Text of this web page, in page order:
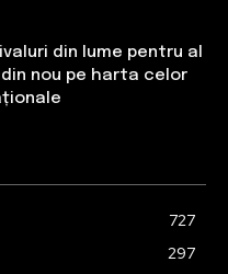
din lume pentru al
nou pe harta celor
727
297